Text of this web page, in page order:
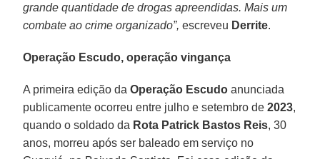
grande quantidade de drogas apreendidas. Mais um
combate ao crime organizado”, escreveu Derrite.
Operação Escudo, operação vingança
A primeira edição daOperação Escudo anunciada
publicamente ocorreu entre julho e setembro de2023,
quando o soldado da Rota Patrick Bastos Reis, 30
anos, morreu após ser baleado em serviço no